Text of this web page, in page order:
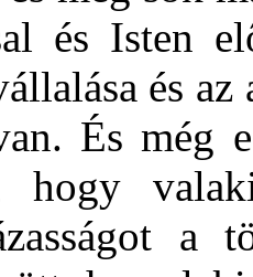
és Isten
és
És még
hogy
a